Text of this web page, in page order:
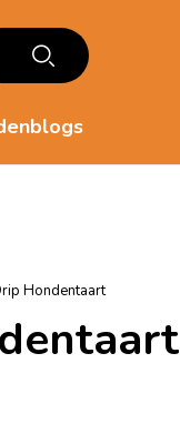
Hondentaart